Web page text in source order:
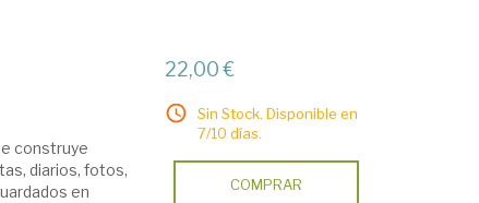
construye
diarios, fotos,
en
22,00 €
Sin Stock. Disponible en
7/10 días.
COMPRAR